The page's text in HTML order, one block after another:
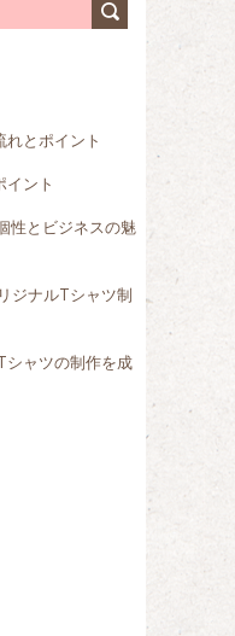
とポイント
イント
性とビジネスの魅
ジナルTシャツ制
シャツの制作を成